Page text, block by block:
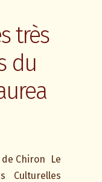
très
du
de Chiron Le
Culturelles